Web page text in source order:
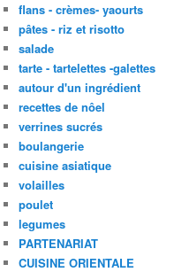
flans - crèmes- yaourts
pâtes - riz et risotto
salade
tarte - tartelettes -galettes
autour d'un ingrédient
recettes de nôel
verrines sucrés
boulangerie
cuisine asiatique
volailles
poulet
legumes
PARTENARIAT
CUISINE ORIENTALE